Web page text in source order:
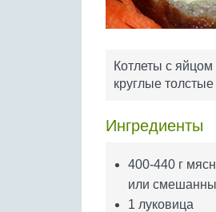
Котлеты с
круглые
Ингредиенты
400-440 г
или
1 луковица